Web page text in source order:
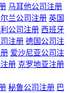
马耳他公司注册
兰公司注册 英国
公司注册 西班牙
注册 德国公司注
爱沙尼亚公司注
册 克罗地亚注册
秘鲁公司注册 巴